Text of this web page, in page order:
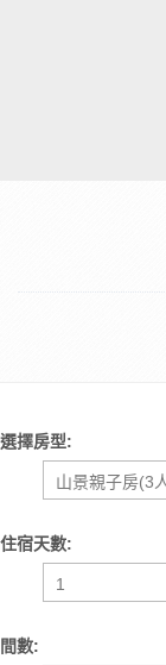
選擇房型:
住宿天數:
間數: